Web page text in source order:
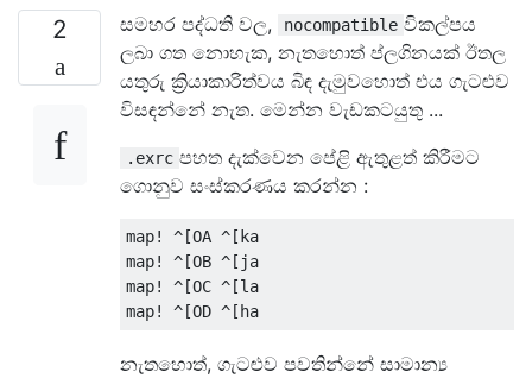
2 සමහර පද්ධති වල, nocompatible විකල්පය
ලබා ගත නොහැක, නැතහොත් ප්ලගිනයක් ඊතල
යතුරු ක්‍රියාකාරිත්වය බිඳ දැමුවහොත් එය ගැටළුව
විසඳන්නේ නැත. මෙන්න වැඩකටයුතු ...
.exrc පහත දැක්වෙන පේළි ඇතුළත් කිරීමට
ගොනුව සංස්කරණය කරන්න :
map! ^[OA ^[ka
map! ^[OB ^[ja
map! ^[OC ^[la
නැතහොත්, ගැටළුව පවතින්නේ සාමාන්‍ය